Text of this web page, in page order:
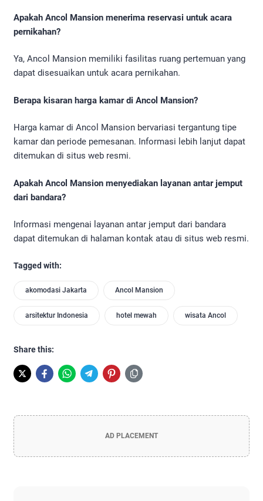
Apakah Ancol Mansion menerima reservasi untuk acara
pernikahan?
Ya, Ancol Mansion memiliki fasilitas ruang pertemuan yang
dapat disesuaikan untuk acara pernikahan.
Berapa kisaran harga kamar di Ancol Mansion?
Harga kamar di Ancol Mansion bervariasi tergantung tipe
kamar dan periode pemesanan. Informasi lebih lanjut dapat
ditemukan di situs web resmi.
Apakah Ancol Mansion menyediakan layanan antar jemput
dari bandara?
Informasi mengenai layanan antar jemput dari bandara
dapat ditemukan di halaman kontak atau di situs web resmi.
Tagged with:
akomodasi Jakarta Ancol Mansion
arsitektur Indonesia hotel mewah wisata Ancol
Share this:
AD PLACEMENT